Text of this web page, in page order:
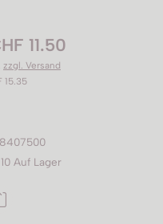
11.50
zzgl. Versand
15.35
Auf Lager